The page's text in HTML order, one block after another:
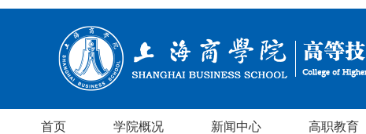
首页 学院概况 新闻中心 高职教育